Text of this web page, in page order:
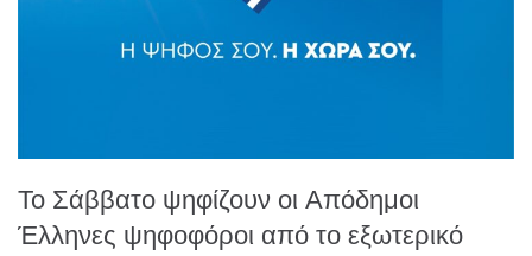
Το Σάββατο ψηφίζουν οι Απόδημοι
Έλληνες ψηφοφόροι από το εξωτερικό